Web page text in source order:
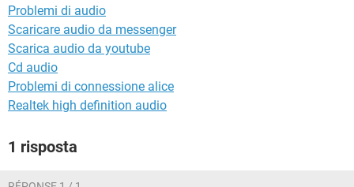
Problemi di audio
Scaricare audio da messenger
Scarica audio da youtube
Cd audio
Problemi di connessione alice
Realtek high definition audio
1 risposta